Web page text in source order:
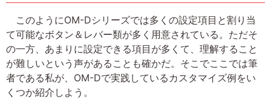
このようにOM-Dシリーズでは多くの設定項目と割り当
て可能なボタン＆レバー類が多く用意されている。ただそ
の一方、あまりに設定できる項目が多くて、理解すること
が難しいという声があることも確かだ。そこでここでは筆
者である私が、OM-Dで実践しているカスタマイズ例をい
くつか紹介しよう。